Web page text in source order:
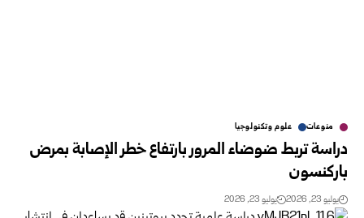
منوعات علوم وتكنولوجيا
دراسة تربط ضوضاء المرور بارتفاع خطر الإصابة بمرض
باركنسون
يوليو 23, 2026 يوليو 23, 2026